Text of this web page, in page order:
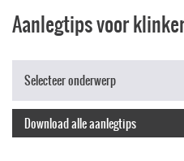
Aanlegtips voor
Selecteer onderwerp
Download alle aanlegtips